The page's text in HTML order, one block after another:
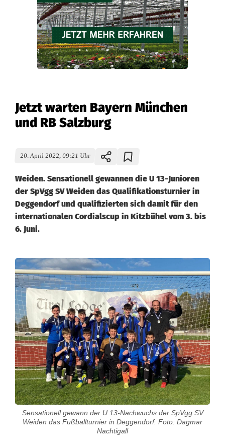
Jetzt warten Bayern München
und RB Salzburg
20. April 2022, 09:21 Uhr
Weiden. Sensationell gewannen die U 13-Junioren
der SpVgg SV Weiden das Qualifikationsturnier in
Deggendorf und qualifizierten sich damit für den
internationalen Cordialscup in Kitzbühel vom 3. bis
6. Juni.
J
e
t
z
t
w
a
r
Sensationell gewann der U 13-Nachwuchs der SpVgg SV
Weiden das Fußballturnier in Deggendorf. Foto: Dagmar
Nachtigall